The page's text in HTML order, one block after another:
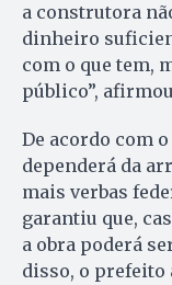
a construtora
dinheiro
com o que tem,
público”,
De acordo com
dependerá da
mais verbas
garantiu que,
a obra poderá
disso, o prefeito